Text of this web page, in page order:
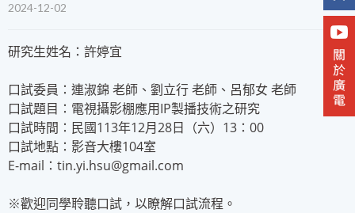
2024-12-02
研究生姓名：許婷宜
口試委員：連淑錦 老師、劉立行 老師、呂郁女 老師
口試題目：電視攝影棚應用IP製播技術之研究
口試時間：民國113年12月28日（六）13：00
口試地點：影音大樓104室
E-mail：tin.yi.hsu@gmail.com
※歡迎同學聆聽口試，以瞭解口試流程。